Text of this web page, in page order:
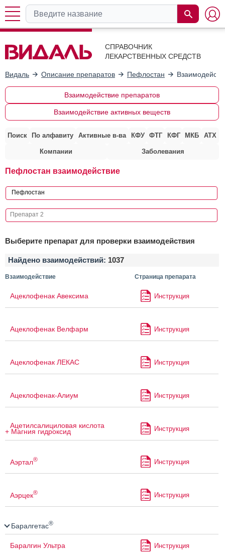
СПРАВОЧНИК
ЛЕКАРСТВЕННЫХ СРЕДСТВ
Видаль Описание препаратов Пефлостан
Взаимодействие препаратов
Взаимодействие активных веществ
Поиск По алфавиту Активные в-ва КФУ ФТГ КФГ МКБ АТХ
Компании Заболевания
Пефлостан взаимодействие
Выберите препарат для проверки взаимодействия
Найдено взаимодействий: 1037
Взаимодействие Страница препарата
Ацеклофенак Авексима Инструкция
Ацеклофенак Велфарм Инструкция
Ацеклофенак ЛЕКАС Инструкция
Ацеклофенак-Алиум Инструкция
Ацетилсалициловая кислота
+ Магния гидроксид Инструкция
Аэртал® Инструкция
Аэрцек® Инструкция
Баралгетас®
Баралгин Ультра Инструкция